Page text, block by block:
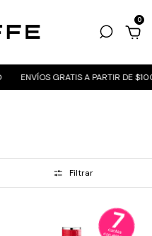
0
ENVÍOS GRATIS A PARTIR DE
Filtrar